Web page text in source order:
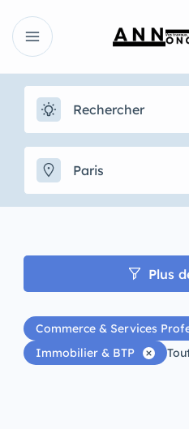
Plus
Immobilier & BTP